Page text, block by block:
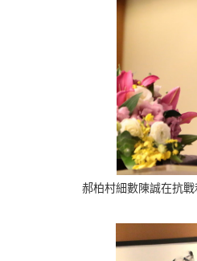
郝柏村細數陳誠在抗